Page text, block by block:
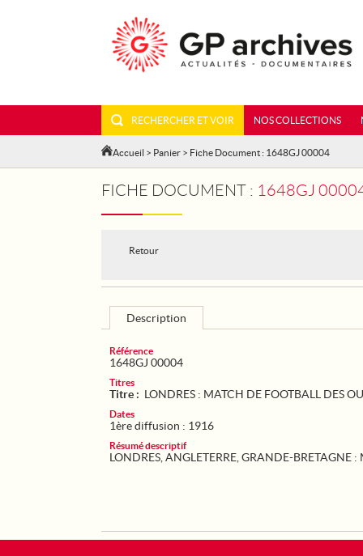
RECHERCHER ET VOIR NOS COLLECTIONS
Accueil > Panier > Fiche Document : 1648GJ 00004
FICHE DOCUMENT : 1648GJ
Retour
Description
Référence
1648GJ 00004
Titres
Titre : LONDRES : MATCH DE FOOTBALL DES
Dates
1ère diffusion : 1916
Résumé descriptif
LONDRES, ANGLETERRE, GRANDE-